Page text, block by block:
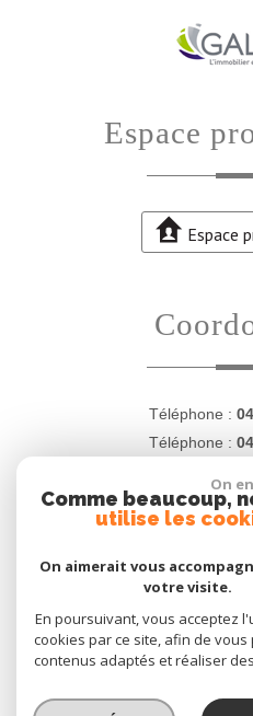
espace
Espace
Téléphone :
Téléphone :
Adresse :4 Quai Charles
rue Jean Vilar (plages -
© 2026 | Tous droits réservés |
Mentions légales-Nos
Site internet
un seul site
On
Comme beaucoup,
utilise les
On aimerait vous
votre visite.
En poursuivant, vous acceptez
cookies par ce site, afin de
contenus adaptés et réaliser